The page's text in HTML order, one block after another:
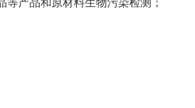
产品和原材料生物污染检测；